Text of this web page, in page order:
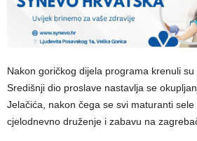
Nakon goričkog dijela programa krenuli su
Središnji dio proslave nastavlja se
Jelačića, nakon čega se svi maturanti
cjelodnevno druženje i zabavu na